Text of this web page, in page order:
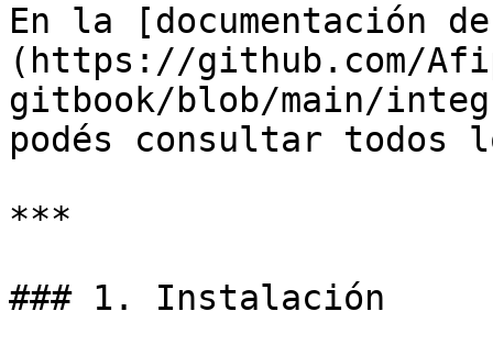
En la [documentación
(https://github.com/
gitbook/blob/main/
podés consultar todos
***
### 1. Instalación